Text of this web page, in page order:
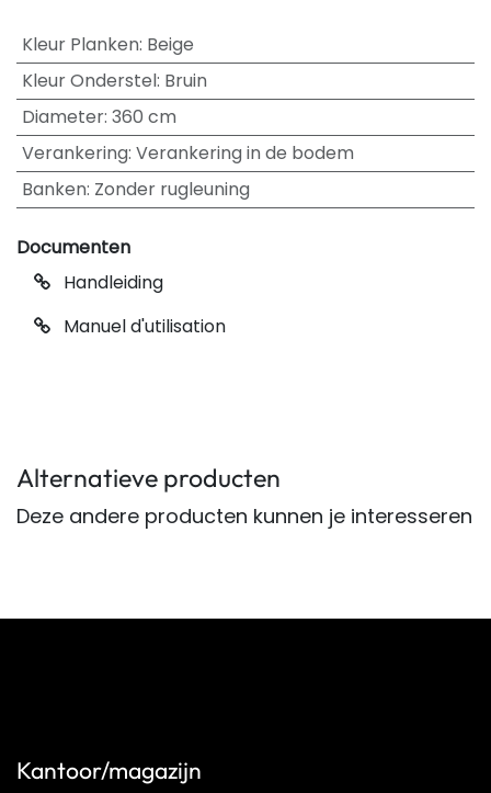
Kleur Planken: Beige
Kleur Onderstel: Bruin
Diameter: 360 cm
Verankering: Verankering in de bodem
Banken: Zonder rugleuning
Documenten
Handleiding
Manuel d'utilisation
Alternatieve producten
Deze andere producten kunnen je interesseren
Kantoor/magazijn